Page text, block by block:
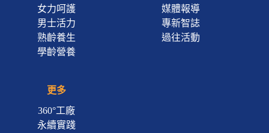
女力呵護
男士活力
熟齡養生
學齡營養
媒體報導
專新智誌
過往活動
更多
360°工廠
永續實踐